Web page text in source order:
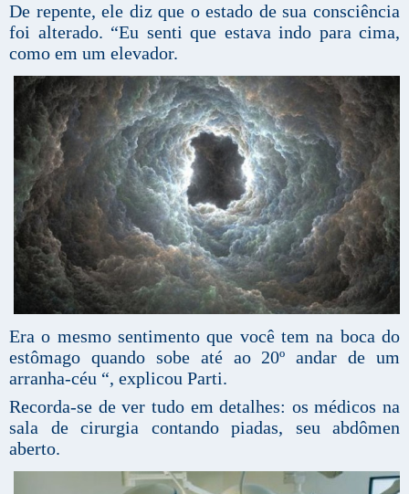
De repente, ele diz que o estado de sua consciência
foi alterado. “Eu senti que estava indo para cima,
como em um elevador.
Era o mesmo sentimento que você tem na boca do
estômago quando sobe até ao 20º andar de um
arranha-céu “, explicou Parti.
Recorda-se de ver tudo em detalhes: os médicos na
sala de cirurgia contando piadas, seu abdômen
aberto.